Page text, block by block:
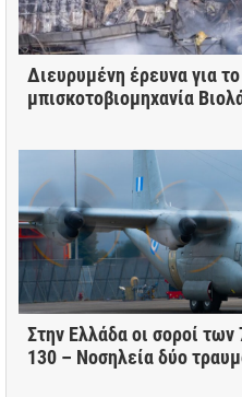
Διευρυμένη έρευνα για
μπισκοτοβιομηχανία
Στην Ελλάδα οι σοροί
130 – Νοσηλεία δύο